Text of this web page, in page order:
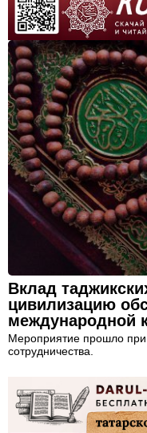
Вклад
цивилизацию
международной
Мероприятие прошло при
сотрудничества.